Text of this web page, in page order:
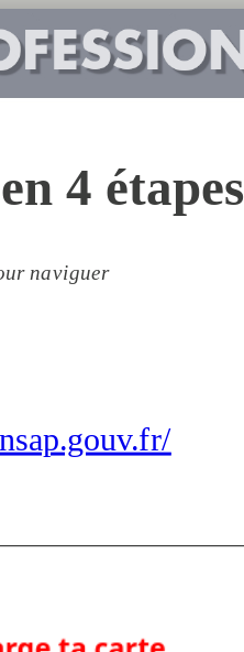
4 étapes
naviguer